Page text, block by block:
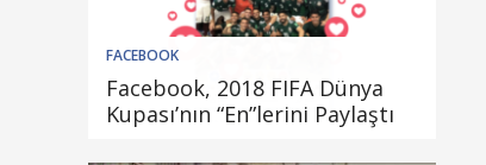
FACEBOOK
Facebook, 2018 FIFA Dünya
Kupası’nın “En”lerini Paylaştı